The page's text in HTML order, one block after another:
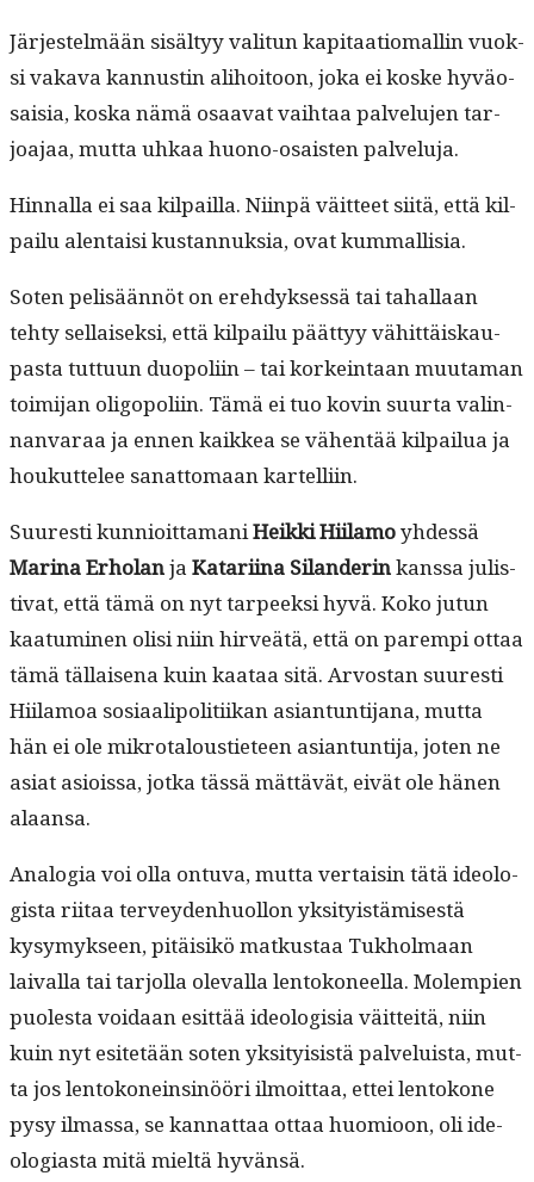
Jär­jestelmään sisäl­tyy val­i­tun kap­i­taa­tioma­llin vuok­
si vaka­va kan­nustin ali­hoitoon, joka ei koske hyväo­
saisia, kos­ka nämä osaa­vat vai­h­taa palvelu­jen tar­
joa­jaa, mut­ta uhkaa huono-osais­ten palveluja.
Hin­nal­la ei saa kil­pail­la. Niin­pä väit­teet siitä, että kil­
pailu alen­taisi kus­tan­nuk­sia, ovat kummallisia.
Soten pelisään­nöt on ere­hdyk­sessä tai tahal­laan
tehty sel­l­aisek­si, että kil­pailu päät­tyy vähit­täiskau­
pas­ta tut­tuun duop­o­li­in – tai korkein­taan muu­ta­man
toim­i­jan oli­gop­o­li­in. Tämä ei tuo kovin suur­ta valin­
nan­varaa ja ennen kaikkea se vähen­tää kil­pailua ja
houkut­telee sanat­tomaan kartelliin.
Suuresti kun­nioit­ta­maniHeik­ki Hiil­amoyhdessä
Mari­na Erholanja Katari­ina Silan­derinkanssa julis­
ti­vat, että tämä on nyt tarpeek­si hyvä. Koko jutun
kaa­tu­mi­nen olisi niin hirveätä, että on parem­pi ottaa
tämä täl­laise­na kuin kaataa sitä. Arvostan suuresti
Hiil­amoa sosi­aalipoli­ti­ikan asiantun­ti­jana, mut­ta
hän ei ole mikro­talousti­eteen asiantun­ti­ja, joten ne
asi­at asiois­sa, jot­ka tässä mät­tävät, eivät ole hänen
alaansa.
Analo­gia voi olla ontu­va, mut­ta ver­taisin tätä ide­ol­o­
gista riitaa ter­vey­den­huol­lon yksi­ty­istämis­es­tä
kysymyk­seen, pitäisikö matkus­taa Tukhol­maan
laival­la tai tar­jol­la ole­val­la lentokoneel­la. Molem­pi­en
puoles­ta voidaan esit­tää ide­ol­o­gisia väit­teitä, niin
kuin nyt esitetään soten yksi­ty­i­sistä palveluista, mut­
ta jos lentokoneinsinööri ilmoit­taa, ettei lentokone
pysy ilmas­sa, se kan­nat­taa ottaa huomioon, oli ide­
olo­gias­ta mitä mieltä hyvänsä.